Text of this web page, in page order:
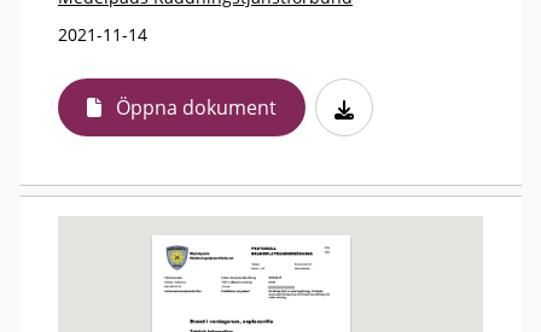
2021-11-14
Öppna dokument